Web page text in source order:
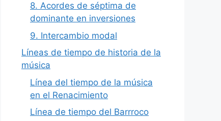
8. Acordes de séptima de
dominante en inversiones
9. Intercambio modal
Líneas de tiempo de historia de la
música
Línea del tiempo de la música
en el Renacimiento
Línea de tiempo del Barrroco